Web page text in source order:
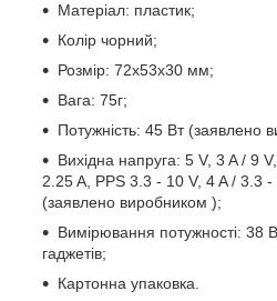
Матеріал: пластик;
Колір чорний;
Розмір: 72х53х30 мм;
Вага: 75г;
Потужність: 45 Вт (заявлено
Вихідна напруга: 5 V, 3 A / 9
2.25 A, PPS 3.3 - 10 V, 4 A / 3.3
(заявлено виробником );
Вимірювання потужності: 38
гаджетів;
Картонна упаковка.